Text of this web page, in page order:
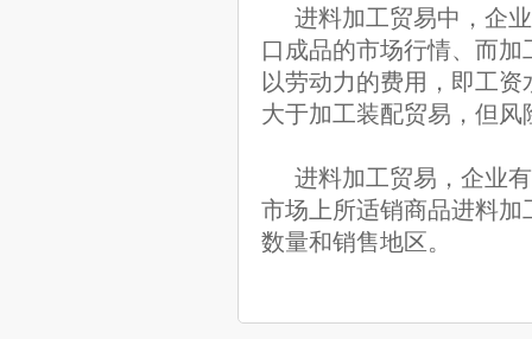
进料加工贸易中，企
口成品的市场行情、而
以劳动力的费用，即工
大于加工装配贸易，但风
进料加工贸易，企业
市场上所适销商品进料
数量和销售地区。